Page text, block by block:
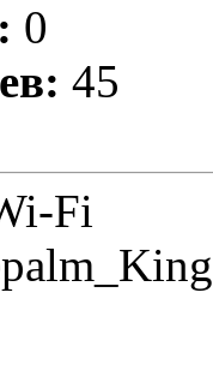
0
45
Fi